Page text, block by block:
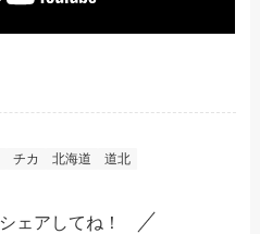
チカ 北海道 道北
ェアしてね！